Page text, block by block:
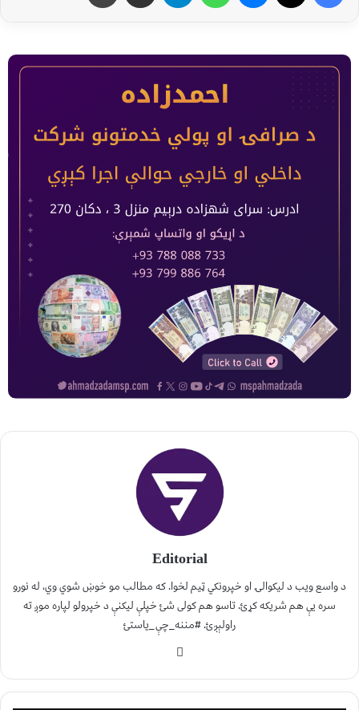
Editorial
د واسع ویب د لیکوالۍ او خپرونکي ټیم لخوا. که مطالب مو خوښ شوي وي، له نورو
سره یې هم شریکه کړئ. تاسو هم کولی شئ خپلې لیکنې د خپرولو لپاره موږ ته
راولېږئ. #مننه_چې_یاستئ